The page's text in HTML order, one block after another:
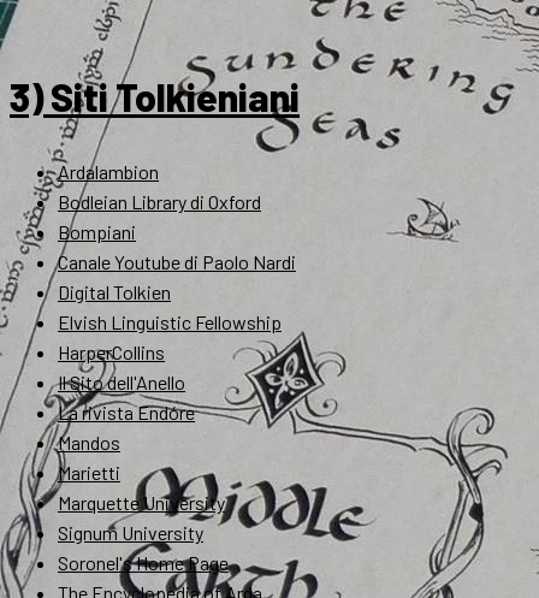
3) Siti Tolkieniani
Ardalambion
Bodleian Library di Oxford
Bompiani
Canale Youtube di Paolo Nardi
Digital Tolkien
Elvish Linguistic Fellowship
HarperCollins
Il Sito dell'Anello
La rivista Endóre
Mandos
Marietti
Marquette University
Signum University
Soronel's Home Page
The Encyclopedia of Arda